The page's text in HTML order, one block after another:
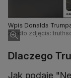
Wpis Donalda
Źródło zdjęcia:
Dlaczego
Jak podaje